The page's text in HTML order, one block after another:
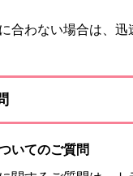
合わない場合は、
いてのご質問